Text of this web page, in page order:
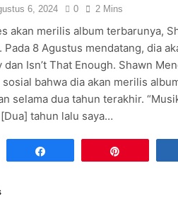
Indonesia Shopping Festival
SHOPPING FESTIVAL
Kemerdekaan RI di Pakuwon
6, 2024 0 2 Mins
akan merilis album terbarunya,
Pada 8 Agustus mendatang, dia
dan Isn’t That Enough. Shawn
bahwa dia akan merilis
selama dua tahun terakhir.
tahun lalu saya…